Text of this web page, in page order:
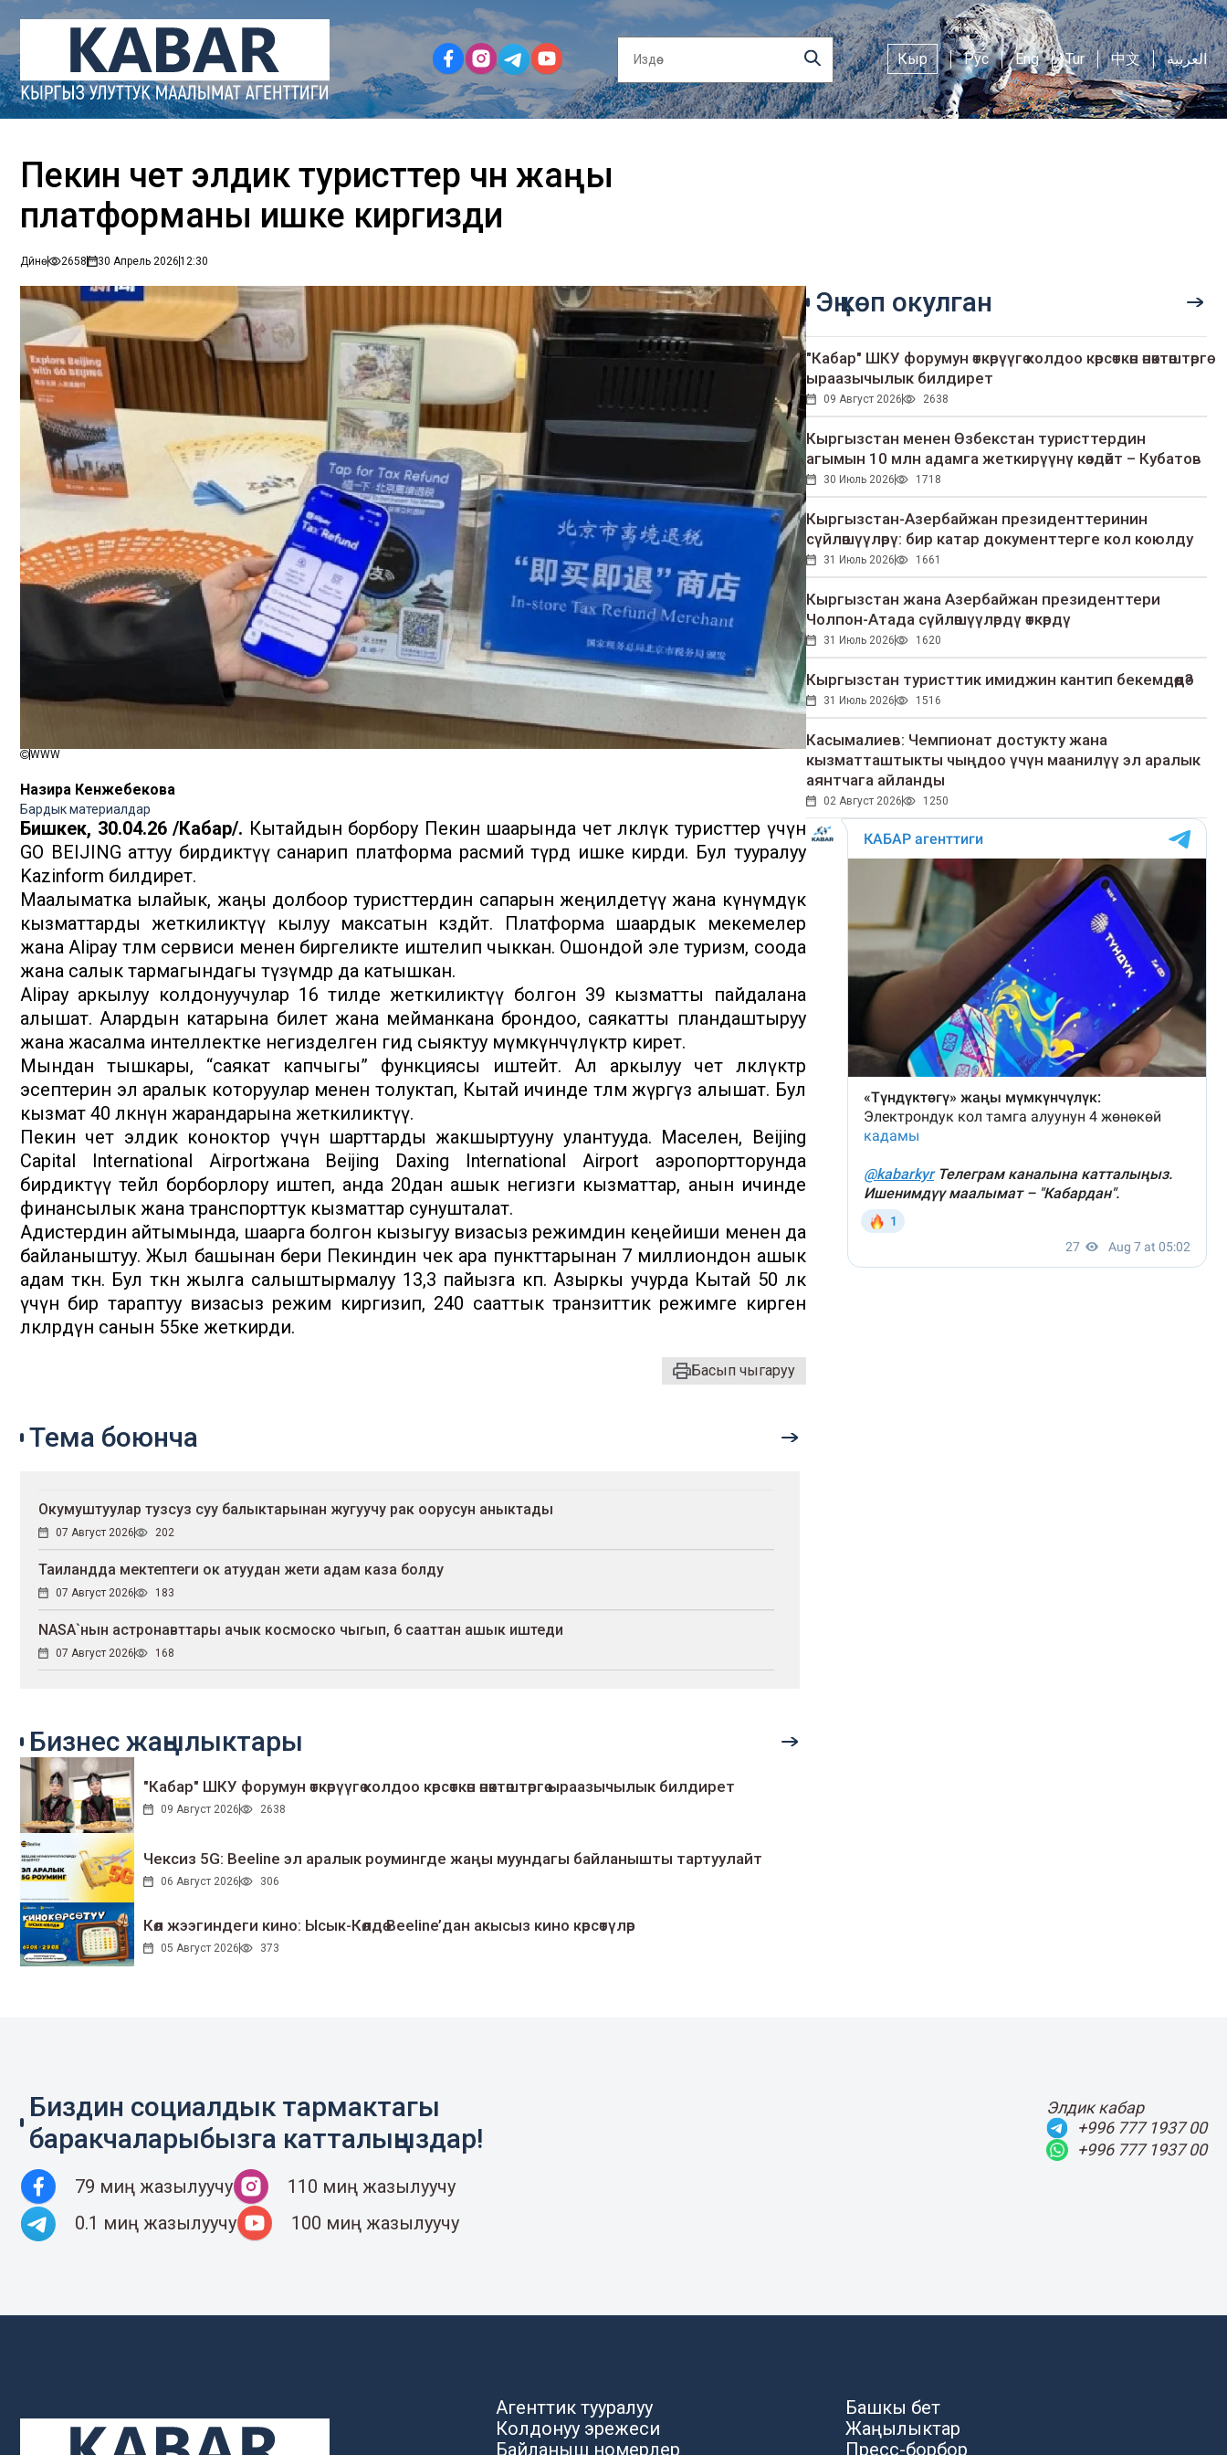
Кыр Рус Eng Tur 中文 العربية
Пекин чет элдик туристтер үчүн жаңы
платформаны ишке киргизди
Дүйнө 2658 30 Апрель 202612:30
WWW
Назира Кенжебекова
Бардык материалдар
Бишкек, 30.04.26 /Кабар/. Кытайдын борбору Пекин шаарында чет өлкөлүк туристтер үчүн
GO BEIJING аттуу бирдиктүү санарип платформа расмий түрдө ишке кирди. Бул тууралуу
Kazinform билдирет.
Маалыматка ылайык, жаңы долбоор туристтердин сапарын жеңилдетүү жана күнүмдүк
кызматтарды жеткиликтүү кылуу максатын көздөйт. Платформа шаардык мекемелер
жана Alipay төлөм сервиси менен биргеликте иштелип чыккан. Ошондой эле туризм, соода
жана салык тармагындагы түзүмдөр да катышкан.
Alipay аркылуу колдонуучулар 16 тилде жеткиликтүү болгон 39 кызматты пайдалана
алышат. Алардын катарына билет жана мейманкана брондоо, саякатты пландаштыруу
жана жасалма интеллектке негизделген гид сыяктуу мүмкүнчүлүктөр кирет.
Мындан тышкары, “саякат капчыгы” функциясы иштейт. Ал аркылуу чет өлкөлүктөр
эсептерин эл аралык которуулар менен толуктап, Кытай ичинде төлөм жүргүзө алышат. Бул
кызмат 40 өлкөнүн жарандарына жеткиликтүү.
Пекин чет элдик коноктор үчүн шарттарды жакшыртууну улантууда. Маселен, Beijing
Capital International Airportжана Beijing Daxing International Airport аэропортторунда
бирдиктүү тейлөө борборлору иштеп, анда 20дан ашык негизги кызматтар, анын ичинде
финансылык жана транспорттук кызматтар сунушталат.
Адистердин айтымында, шаарга болгон кызыгуу визасыз режимдин кеңейиши менен да
байланыштуу. Жыл башынан бери Пекиндин чек ара пункттарынан 7 миллиондон ашык
адам өткөн. Бул өткөн жылга салыштырмалуу 13,3 пайызга көп. Азыркы учурда Кытай 50 өлкө
үчүн бир тараптуу визасыз режим киргизип, 240 сааттык транзиттик режимге кирген
өлкөлөрдүн санын 55ке жеткирди.
Басып чыгаруу
Эң көп окулган
"Кабар" ШКУ форумун өткөрүүгө колдоо көрсөткөн өнөктөштөргө
ыраазычылык билдирет
09 Август 2026 2638
Кыргызстан менен Өзбекстан туристтердин
агымын 10 млн адамга жеткирүүнү көздөйт – Кубатов
30 Июль 2026 1718
Кыргызстан-Азербайжан президенттеринин
сүйлөшүүлөрү: бир катар документтерге кол коюлду
31 Июль 2026 1661
Кыргызстан жана Азербайжан президенттери
Чолпон-Атада сүйлөшүүлөрдү өткөрдү
31 Июль 2026 1620
Кыргызстан туристтик имиджин кантип бекемдөөдө?
31 Июль 2026 1516
Касымалиев: Чемпионат достукту жана
кызматташтыкты чыңдоо үчүн маанилүү эл аралык
аянтчага айланды
02 Август 2026 1250
Тема боюнча
Окумуштуулар тузсуз суу балыктарынан жугуучу рак оорусун аныктады
07 Август 2026 202
Таиландда мектептеги ок атуудан жети адам каза болду
07 Август 2026 183
NASA`нын астронавттары ачык космоско чыгып, 6 сааттан ашык иштеди
07 Август 2026 168
Бизнес жаңылыктары
"Кабар" ШКУ форумун өткөрүүгө колдоо көрсөткөн өнөктөштөргө ыраазычылык билдирет
09 Август 2026 2638
Чексиз 5G: Beeline эл аралык роумингде жаңы муундагы байланышты тартуулайт
06 Август 2026 306
Көл жээгиндеги кино: Ысык-Көлдө Beeline’дан акысыз кино көрсөтүлөр
05 Август 2026 373
Биздин социалдык тармактагы
баракчаларыбызга катталыңыздар!
79 миң жазылуучу
110 миң жазылуучу
0.1 миң жазылуучу
100 миң жазылуучу
Элдик кабар
+996 777 1937 00
+996 777 1937 00
Агенттик тууралуу
Колдонуу эрежеси
Байланыш номерлер
Башкы бет
Жаңылыктар
Пресс-борбор